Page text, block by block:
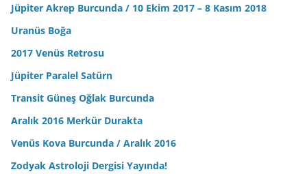
Jüpiter Akrep Burcunda / 10 Ekim 2017 – 8 Kasım 2018
Uranüs Boğa
2017 Venüs Retrosu
Jüpiter Paralel Satürn
Transit Güneş Oğlak Burcunda
Aralık 2016 Merkür Durakta
Venüs Kova Burcunda / Aralık 2016
Zodyak Astroloji Dergisi Yayında!